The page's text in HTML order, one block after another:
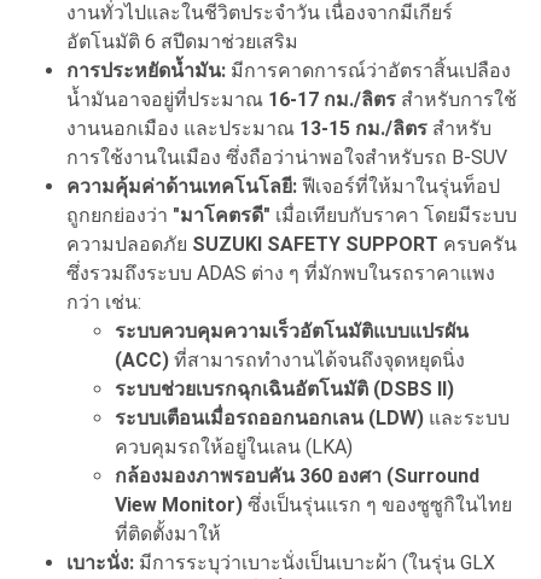
งานทั่วไปและในชีวิตประจำวัน เนื่องจากมีเกียร์
อัตโนมัติ 6 สปีดมาช่วยเสริม
การประหยัดน้ำมัน: มีการคาดการณ์ว่าอัตราสิ้นเปลือง
น้ำมันอาจอยู่ที่ประมาณ 16-17 กม./ลิตร สำหรับการใช้
งานนอกเมือง และประมาณ 13-15 กม./ลิตร สำหรับ
การใช้งานในเมือง ซึ่งถือว่าน่าพอใจสำหรับรถ B-SUV
ความคุ้มค่าด้านเทคโนโลยี: ฟีเจอร์ที่ให้มาในรุ่นท็อป
ถูกยกย่องว่า "มาโคตรดี" เมื่อเทียบกับราคา โดยมีระบบ
ความปลอดภัย SUZUKI SAFETY SUPPORT ครบครัน
ซึ่งรวมถึงระบบ ADAS ต่าง ๆ ที่มักพบในรถราคาแพง
กว่า เช่น:
ระบบควบคุมความเร็วอัตโนมัติแบบแปรผัน
(ACC) ที่สามารถทำงานได้จนถึงจุดหยุดนิ่ง
ระบบช่วยเบรกฉุกเฉินอัตโนมัติ (DSBS II)
ระบบเตือนเมื่อรถออกนอกเลน (LDW) และระบบ
ควบคุมรถให้อยู่ในเลน (LKA)
กล้องมองภาพรอบคัน 360 องศา (Surround
View Monitor) ซึ่งเป็นรุ่นแรก ๆ ของซูซูกิในไทย
ที่ติดตั้งมาให้
เบาะนั่ง: มีการระบุว่าเบาะนั่งเป็นเบาะผ้า (ในรุ่น GLX